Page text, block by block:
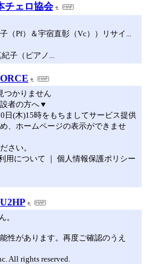
チェロ協会
（Pf）＆宇宿直彰（Vc））リサイ...
子（ピアノ...
つかりません
者の方へ▼
日(木)15時をもちましてサービス提供
、ホームページの表示ができませ
さい。
用について ｜ 個人情報保護ポリシー
。
性があります。再度ご確認のうえ
All rights reserved.